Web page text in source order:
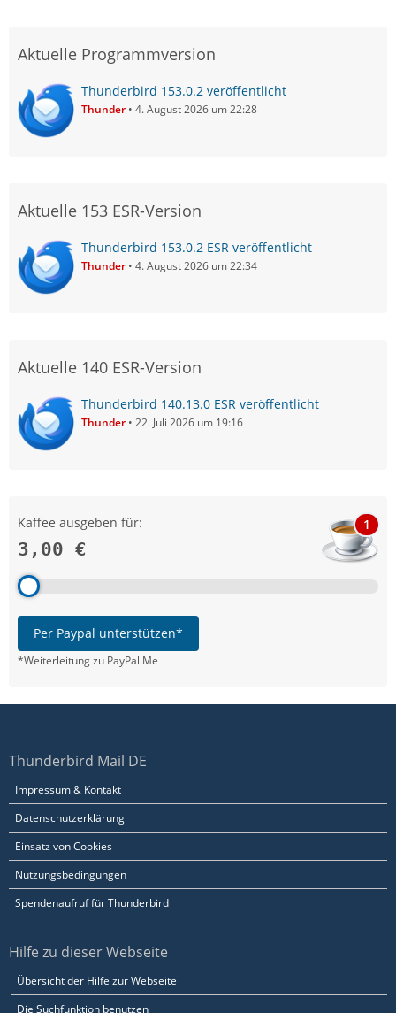
Aktuelle Programmversion
Thunderbird 153.0.2 veröffentlicht
Thunder 4. August 2026 um 22:28
Aktuelle 153 ESR-Version
Thunderbird 153.0.2 ESR veröffentlicht
Thunder 4. August 2026 um 22:34
Aktuelle 140 ESR-Version
Thunderbird 140.13.0 ESR veröffentlicht
Thunder 22. Juli 2026 um 19:16
Kaffee ausgeben für:
3,00 €
1
Per Paypal unterstützen*
*Weiterleitung zu PayPal.Me
Thunderbird Mail DE
Impressum & Kontakt
Datenschutzerklärung
Einsatz von Cookies
Nutzungsbedingungen
Spendenaufruf für Thunderbird
Hilfe zu dieser Webseite
Übersicht der Hilfe zur Webseite
Die Suchfunktion benutzen